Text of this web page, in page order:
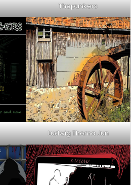
Thepunkers
Ludwig Thoma Jun